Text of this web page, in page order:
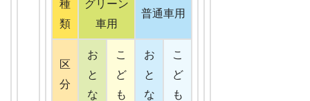
種
類
グリーン
車用
普通車用
区
分
お
と
な
こ
ど
も
お
と
な
こ
ど
も